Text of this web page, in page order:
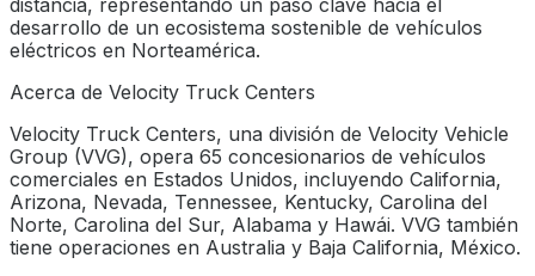
distancia, representando un paso clave hacia el
desarrollo de un ecosistema sostenible de vehículos
eléctricos en Norteamérica.
Acerca de Velocity Truck Centers
Velocity Truck Centers, una división de Velocity Vehicle
Group (VVG), opera 65 concesionarios de vehículos
comerciales en Estados Unidos, incluyendo California,
Arizona, Nevada, Tennessee, Kentucky, Carolina del
Norte, Carolina del Sur, Alabama y Hawái. VVG también
tiene operaciones en Australia y Baja California, México.